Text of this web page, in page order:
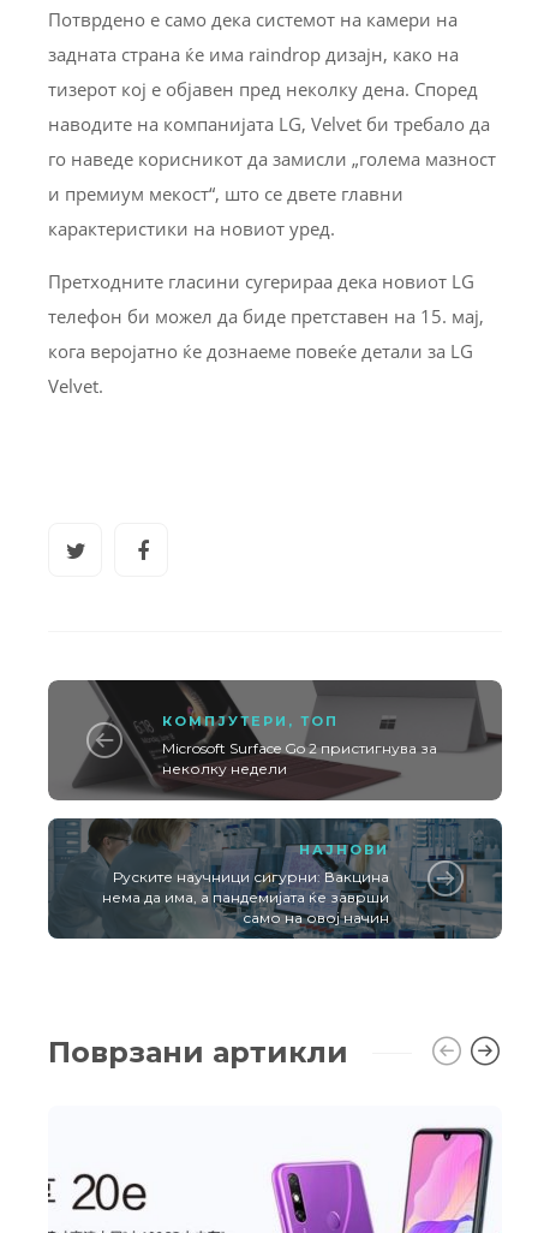
Потврдено е само дека системот на камери на
задната страна ќе има raindrop дизајн, како на
тизерот кој е објавен пред неколку дена. Според
наводите на компанијата LG, Velvet би требало да
го наведе корисникот да замисли „голема мазност
и премиум мекост“, што се двете главни
карактеристики на новиот уред.
Претходните гласини сугерираа дека новиот LG
телефон би можел да биде претставен на 15. мај,
кога веројатно ќе дознаеме повеќе детали за LG
Velvet.
КОМПЈУТЕРИ , ТОП
Microsoft Surface Go 2 пристигнува за
неколку недели
НАЈНОВИ
Руските научници сигурни: Вакцина
нема да има, а пандемијата ќе заврши
само на овој начин
Поврзани артикли